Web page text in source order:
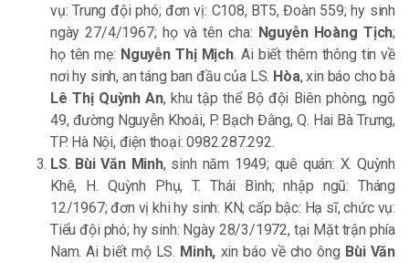
vụ: Trung đội phó; đơn vị: C108, BT5, Đoàn 559; hy sinh
ngày 27/4/1967; họ và tên cha: Nguyễn Hoàng Tịch;
họ tên mẹ: Nguyễn Thị Mịch. Ai biết thêm thông tin về
nơi hy sinh, an táng ban đầu của LS. Hòa, xin báo cho bà
Lê Thị Quỳnh An, khu tập thể Bộ đội Biên phòng, ngõ
49, đường Nguyễn Khoái, P. Bạch Đằng, Q. Hai Bà Trưng,
TP. Hà Nội, điện thoại: 0982.287.292.
LS. Bùi Văn Minh, sinh năm 1949; quê quán: X. Quỳnh
Khê, H. Quỳnh Phụ, T. Thái Bình; nhập ngũ: Tháng
12/1967; đơn vị khi hy sinh: KN; cấp bậc: Hạ sĩ, chức vụ:
Tiểu đội phó; hy sinh: Ngày 28/3/1972, tại Mặt trận phía
Nam. Ai biết mộ LS. Minh, xin báo về cho ông Bùi Văn